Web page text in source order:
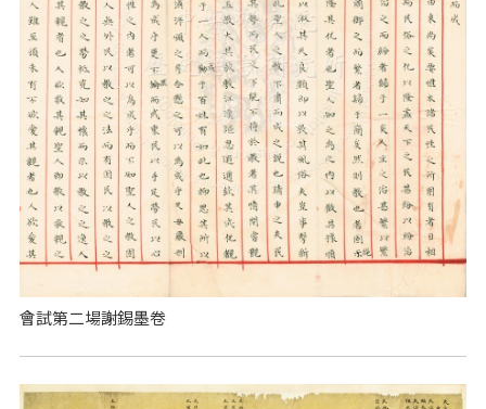
會試第二場謝錫墨卷